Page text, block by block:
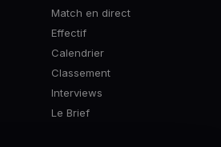
Match en direct
Effectif
Calendrier
Classement
Interviews
Le Brief